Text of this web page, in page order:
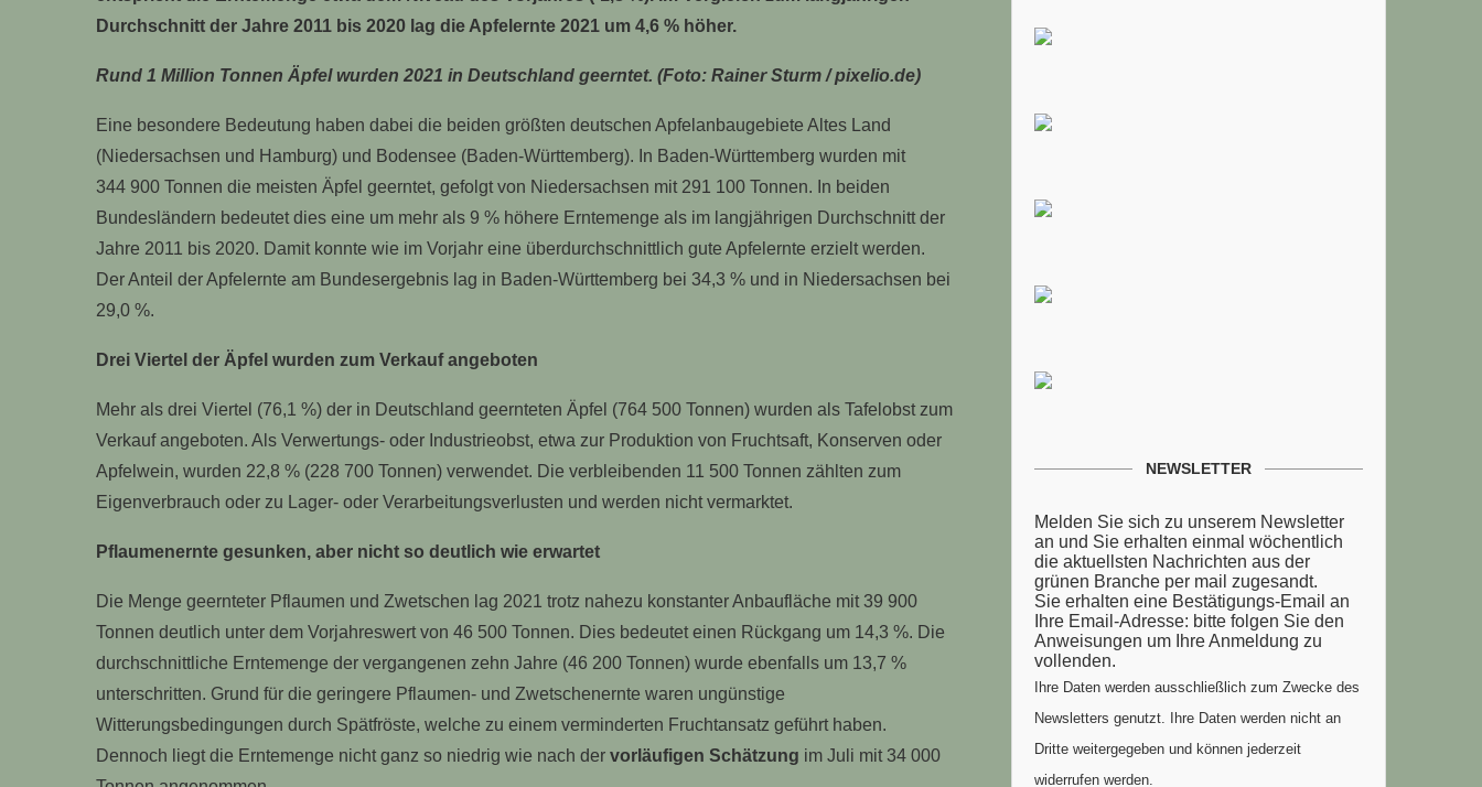
Durchschnitt der Jahre 2011 bis 2020 lag die Apfelernte 2021 um 4,6 % höher.
Rund 1 Million Tonnen Äpfel wurden 2021 in Deutschland geerntet. (Foto: Rainer Sturm / pixelio.de)
Eine besondere Bedeutung haben dabei die beiden größten deutschen Apfelanbaugebiete Altes Land
(Niedersachsen und Hamburg) und Bodensee (Baden-Württemberg). In Baden-Württemberg wurden mit
344 900 Tonnen die meisten Äpfel geerntet, gefolgt von Niedersachsen mit 291 100 Tonnen. In beiden
Bundesländern bedeutet dies eine um mehr als 9 % höhere Erntemenge als im langjährigen Durchschnitt der
Jahre 2011 bis 2020. Damit konnte wie im Vorjahr eine überdurchschnittlich gute Apfelernte erzielt werden.
Der Anteil der Apfelernte am Bundesergebnis lag in Baden-Württemberg bei 34,3 % und in Niedersachsen bei
29,0 %.
Drei Viertel der Äpfel wurden zum Verkauf angeboten
Mehr als drei Viertel (76,1 %) der in Deutschland geernteten Äpfel (764 500 Tonnen) wurden als Tafelobst zum
Verkauf angeboten. Als Verwertungs- oder Industrieobst, etwa zur Produktion von Fruchtsaft, Konserven oder
Apfelwein, wurden 22,8 % (228 700 Tonnen) verwendet. Die verbleibenden 11 500 Tonnen zählten zum
Eigenverbrauch oder zu Lager- oder Verarbeitungsverlusten und werden nicht vermarktet.
Pflaumenernte gesunken, aber nicht so deutlich wie erwartet
Die Menge geernteter Pflaumen und Zwetschen lag 2021 trotz nahezu konstanter Anbaufläche mit 39 900
Tonnen deutlich unter dem Vorjahreswert von 46 500 Tonnen. Dies bedeutet einen Rückgang um 14,3 %. Die
durchschnittliche Erntemenge der vergangenen zehn Jahre (46 200 Tonnen) wurde ebenfalls um 13,7 %
unterschritten. Grund für die geringere Pflaumen- und Zwetschenernte waren ungünstige
Witterungsbedingungen durch Spätfröste, welche zu einem verminderten Fruchtansatz geführt haben.
Dennoch liegt die Erntemenge nicht ganz so niedrig wie nach der vorläufigen Schätzung im Juli mit 34 000
NEWSLETTER
Melden Sie sich zu unserem Newsletter
an und Sie erhalten einmal wöchentlich
die aktuellsten Nachrichten aus der
grünen Branche per mail zugesandt.
Sie erhalten eine Bestätigungs-Email an
Ihre Email-Adresse: bitte folgen Sie den
Anweisungen um Ihre Anmeldung zu
vollenden.
Ihre Daten werden ausschließlich zum Zwecke des
Newsletters genutzt. Ihre Daten werden nicht an
Dritte weitergegeben und können jederzeit
widerrufen werden.